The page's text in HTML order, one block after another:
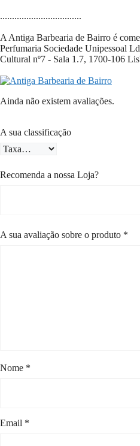
..................................
A Antiga Barbearia de Bairro é
Perfumaria Sociedade Unipessoal
Cultural nº7 - Sala 1.7, 1700-106
Ainda não existem avaliações.
A sua classificação
Recomenda a nossa Loja?
A sua avaliação sobre o produto *
Nome *
Email *